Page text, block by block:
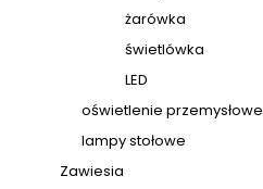
żarówka
świetlówka
LED
oświetlenie przemysłowe
lampy stołowe
Zawiesia